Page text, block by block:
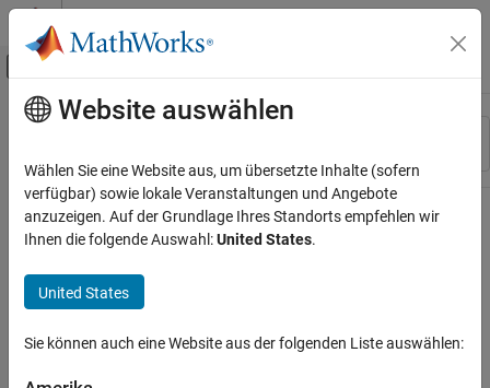
Weiter zum Inhalt
Umschaltung für Off-Canvas-
Ressource
Hauptinhalt
Website auswählen
Wählen Sie eine Website aus, um übersetzte Inhalte (sofern
verfügbar) sowie lokale Veranstaltungen und Angebote
anzuzeigen. Auf der Grundlage Ihres Standorts empfehlen wir
Ihnen die folgende Auswahl:United States.
United States
Sie können auch eine Website aus der folgenden Liste auswählen: